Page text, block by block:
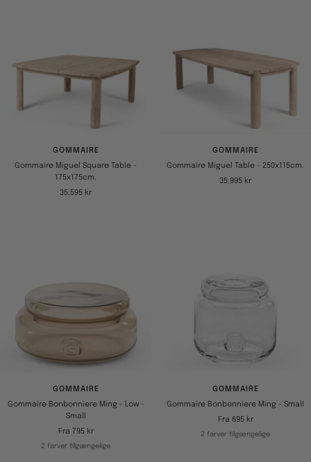
GOMMAIRE
Gommaire Miguel Square Table -
175x175cm.
Tilbudspris
35.595 kr
GOMMAIRE
Gommaire Miguel Table - 250x115cm.
Tilbudspris
35.995 kr
GOMMAIRE
Gommaire Bonbonniere Ming - Low -
Small
Tilbudspris
Fra 795 kr
2 farver tilgængelige
GOMMAIRE
Gommaire Bonbonniere Ming - Small
Tilbudspris
Fra 695 kr
2 farver tilgængelige